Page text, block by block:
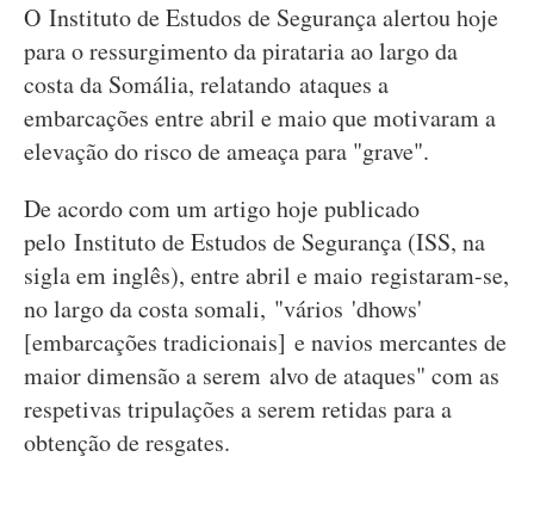
O Instituto de Estudos de Segurança alertou hoje
para o ressurgimento da pirataria ao largo da
costa da Somália, relatando ataques a
embarcações entre abril e maio que motivaram a
elevação do risco de ameaça para "grave".
De acordo com um artigo hoje publicado
pelo Instituto de Estudos de Segurança (ISS, na
sigla em inglês), entre abril e maio registaram-se,
no largo da costa somali, "vários 'dhows'
[embarcações tradicionais] e navios mercantes de
maior dimensão a serem alvo de ataques" com as
respetivas tripulações a serem retidas para a
obtenção de resgates.